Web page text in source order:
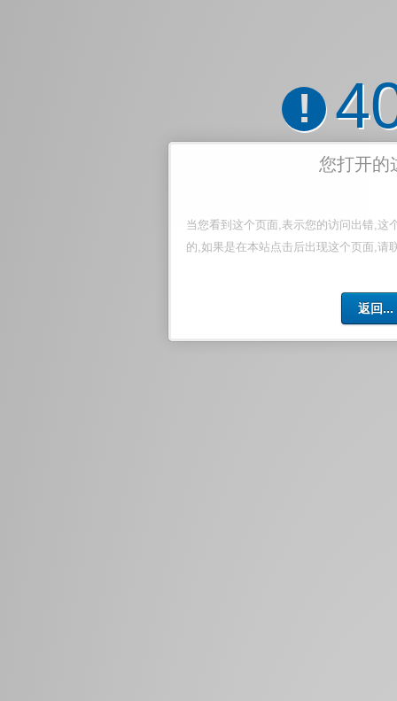
!
您打开的
当您看到这个页面,表示您的访问出错,这
的,如果是在本站点击后出现这个页面,请
返回...